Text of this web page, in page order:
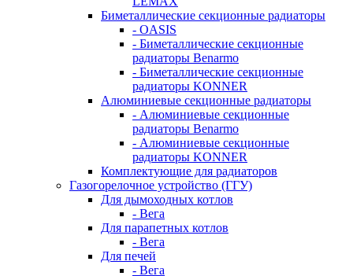
Биметаллические секционные радиаторы
- OASIS
- Биметаллические секционные
радиаторы Benarmo
- Биметаллические секционные
радиаторы KONNER
Алюминиевые секционные радиаторы
- Алюминиевые секционные
радиаторы Benarmo
- Алюминиевые секционные
радиаторы KONNER
Комплектующие для радиаторов
Газогорелочное устройство (ГГУ)
Для дымоходных котлов
- Вега
Для парапетных котлов
- Вега
Для печей
- Вега